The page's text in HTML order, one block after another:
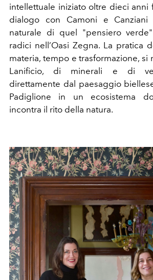
intellettuale iniziato oltre dieci anni
dialogo con Camoni e Canziani
naturale di quel "pensiero
radici nell’Oasi Zegna. La pratica
materia, tempo e trasformazione, si
Lanificio, di minerali e di
direttamente dal paesaggio
Padiglione in un ecosistema
incontra il rito della natura.